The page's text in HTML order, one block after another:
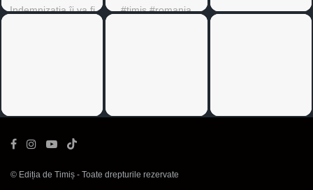
© Ediția de Timiș - Toate drepturile rezervate